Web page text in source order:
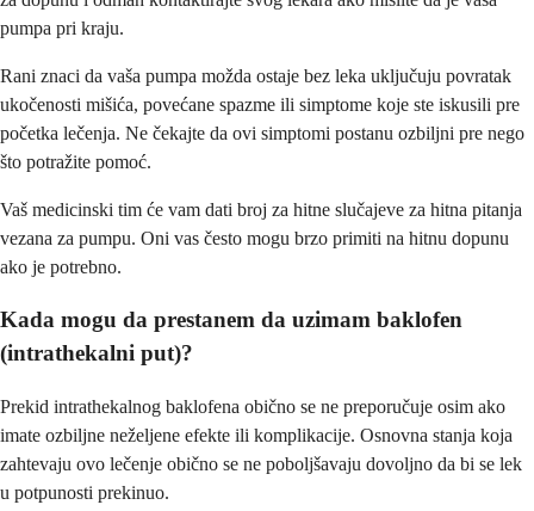
pumpa pri kraju.
Rani znaci da vaša pumpa možda ostaje bez leka uključuju povratak
ukočenosti mišića, povećane spazme ili simptome koje ste iskusili pre
početka lečenja. Ne čekajte da ovi simptomi postanu ozbiljni pre nego
što potražite pomoć.
Vaš medicinski tim će vam dati broj za hitne slučajeve za hitna pitanja
vezana za pumpu. Oni vas često mogu brzo primiti na hitnu dopunu
ako je potrebno.
Kada mogu da prestanem da uzimam baklofen
(intrathekalni put)?
Prekid intrathekalnog baklofena obično se ne preporučuje osim ako
imate ozbiljne neželjene efekte ili komplikacije. Osnovna stanja koja
zahtevaju ovo lečenje obično se ne poboljšavaju dovoljno da bi se lek
u potpunosti prekinuo.